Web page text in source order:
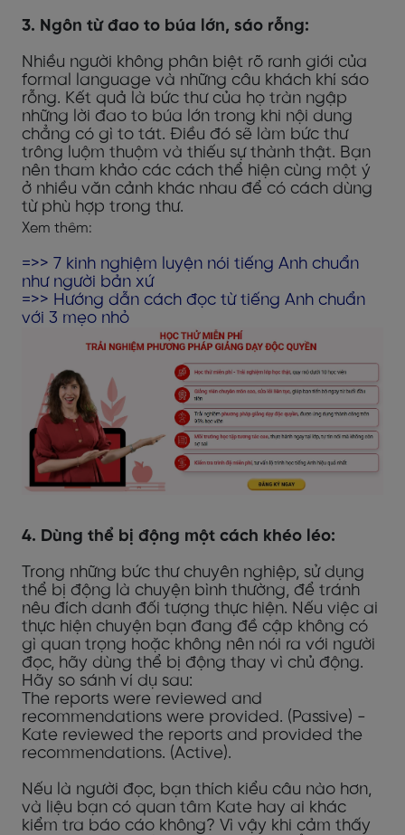
3. Ngôn từ đao to búa lớn, sáo rỗng:
Nhiều người không phân biệt rõ ranh giới của
formal language và những câu khách khí sáo
rỗng. Kết quả là bức thư của họ tràn ngập
những lời đao to búa lớn trong khi nội dung
chẳng có gì to tát. Điều đó sẽ làm bức thư
trông luộm thuộm và thiếu sự thành thật. Bạn
nên tham khảo các cách thể hiện cùng một ý
ở nhiều văn cảnh khác nhau để có cách dùng
từ phù hợp trong thư.
Xem thêm:
=>> 7 kinh nghiệm luyện nói tiếng Anh chuẩn
như người bản xứ
=>> Hướng dẫn cách đọc từ tiếng Anh chuẩn
với 3 mẹo nhỏ
4. Dùng thể bị động một cách khéo léo:
Trong những bức thư chuyên nghiệp, sử dụng
thể bị động là chuyện bình thường, để tránh
nêu đích danh đối tượng thực hiện. Nếu việc ai
thực hiện chuyện bạn đang đề cập không có
gì quan trọng hoặc không nên nói ra với người
đọc, hãy dùng thể bị động thay vì chủ động.
Hãy so sánh ví dụ sau:
The reports were reviewed and
recommendations were provided. (Passive) -
Kate reviewed the reports and provided the
recommendations. (Active).
Nếu là người đọc, bạn thích kiểu câu nào hơn,
và liệu bạn có quan tâm Kate hay ai khác
kiểm tra báo cáo không? Vì vậy khi cảm thấy